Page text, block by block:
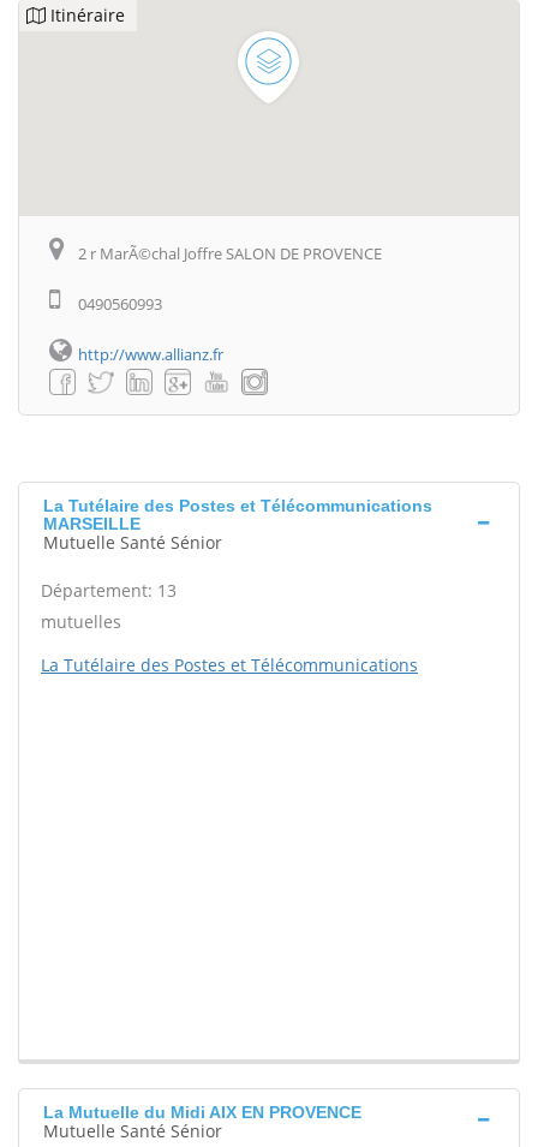
Itinéraire
2 r MarÃ©chal Joffre SALON DE PROVENCE
0490560993
http://www.allianz.fr
La Tutélaire des Postes et Télécommunications
MARSEILLE
Mutuelle Santé Sénior
Département: 13
mutuelles
La Tutélaire des Postes et Télécommunications
La Mutuelle du Midi AIX EN PROVENCE
Mutuelle Santé Sénior